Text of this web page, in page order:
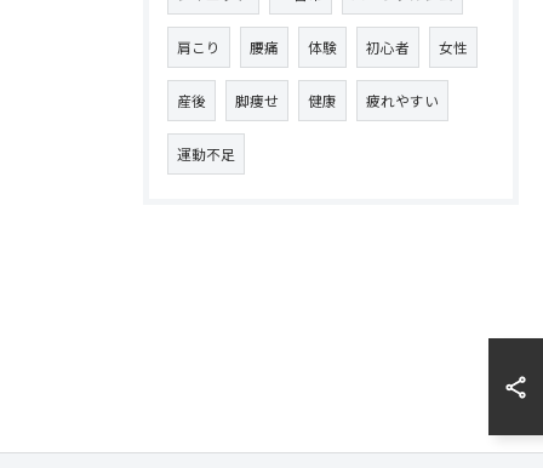
肩こり 腰痛 体験 初心者 女性
産後 脚痩せ 健康 疲れやすい
運動不足